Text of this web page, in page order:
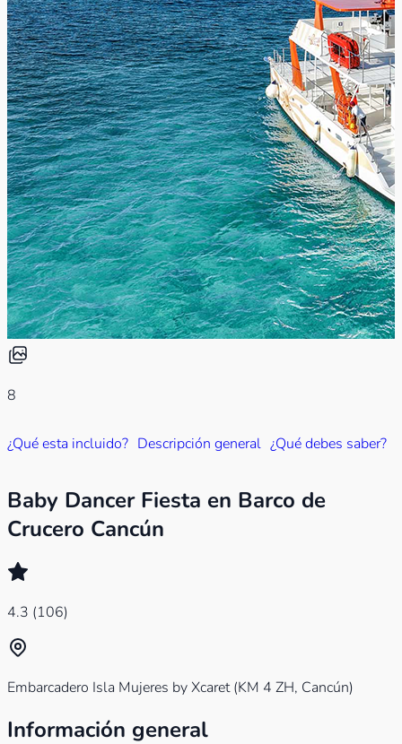
8
¿Qué esta incluido? Descripción general ¿Qué debes saber?
Baby Dancer Fiesta en Barco de
Crucero Cancún
4.3 (106)
Embarcadero Isla Mujeres by Xcaret (KM 4 ZH, Cancún)
Información general